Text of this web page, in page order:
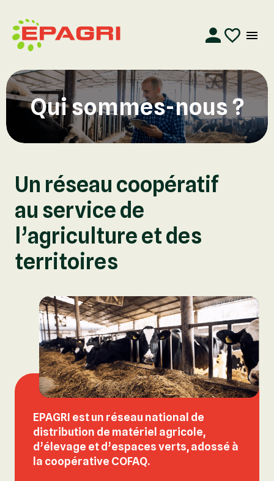
Qui sommes-nous ?
Un réseau coopératif
au service de
l’agriculture et des
territoires
EPAGRI est un réseau national de
distribution de matériel agricole,
d’élevage et d’espaces verts, adossé à
la coopérative COFAQ.